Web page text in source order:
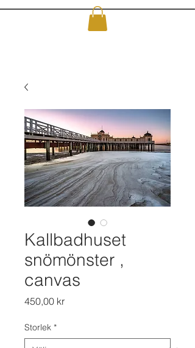
Kallbadhuset
snömönster ,
canvas
450,00 krPris
Storlek *